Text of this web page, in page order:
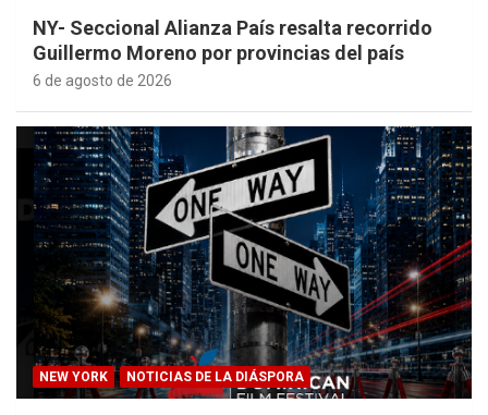
NY- Seccional Alianza País resalta recorrido
Guillermo Moreno por provincias del país
6 de agosto de 2026
NEW YORK NOTICIAS DE LA DIÁSPORA